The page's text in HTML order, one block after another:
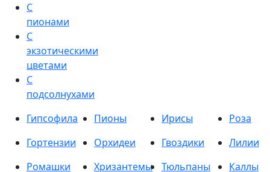
С
пионами
С
экзотическими
цветами
С
подсолнухами
Гипсофила Пионы Ирисы
Роза
Гортензии
Орхидеи Гвоздики
Лилии
Ромашки
Хризантемы Тюльпаны
Каллы